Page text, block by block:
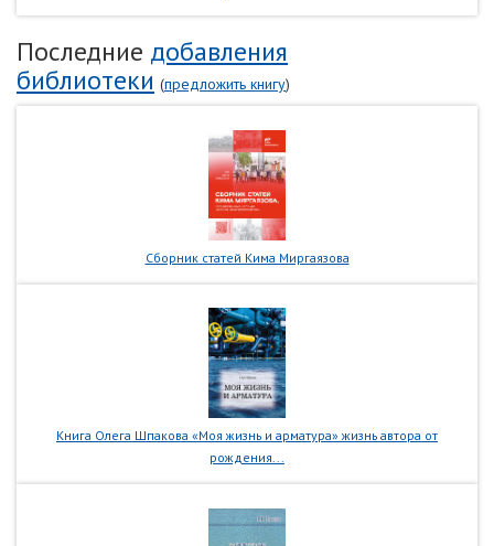
Последние добавления
библиотеки (предложить книгу)
Сборник статей Кима Миргаязова
Книга Олега Шпакова «Моя жизнь и арматура» жизнь автора от
рождения...